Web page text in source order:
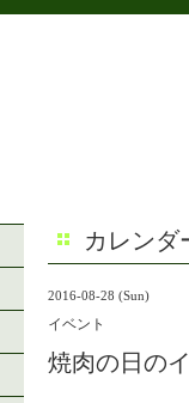
カレンダ
2016-08-28 (Sun)
イベント
焼肉の日の